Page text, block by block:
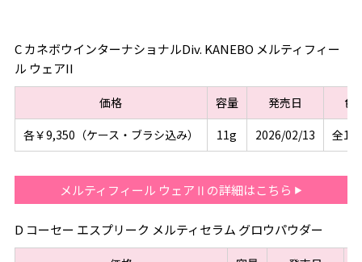
C カネボウインターナショナルDiv. KANEBO メルティフィー
ル ウェアII
価格 容量 発売日
色
各￥9,350（ケース・ブラシ込み）
11g 2026/02/13 全10
メルティフィール ウェアⅡの詳細はこちら
D コーセー エスプリーク メルティセラム グロウパウダー